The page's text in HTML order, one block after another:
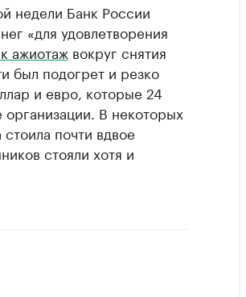
недели Банк России
«для удовлетворения
ажиотажвокруг снятия
был подогрет и резко
и евро, которые 24
В некоторых
почти вдвое
стояли хотя и